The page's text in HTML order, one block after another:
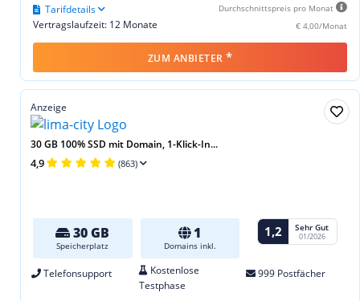
Durchschnittspreis pro Monat
€ 4,00/Monat
Vertragslaufzeit: 12 Monate
Tarifdetails
ZUM ANBIETER *
Anzeige
30 GB 100% SSD mit Domain, 1-Klick-In...
4,9 (863)
30 GB
Speicherplatz
1
Domains inkl.
1,2 Sehr Gut
01/2026
Telefonsupport
Kostenlose
Testphase
999 Postfächer